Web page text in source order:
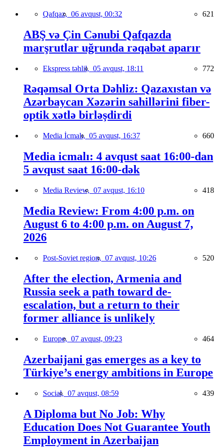
Qafqaz, 06 avqust, 00:32 621
ABŞ və Çin Cənubi Qafqazda
marşrutlar uğrunda rəqabət aparır
Ekspress təhlil, 05 avqust, 18:11 772
Rəqəmsal Orta Dəhliz: Qazaxıstan və
Azərbaycan Xəzərin sahillərini fiber-
optik xətlə birləşdirdi
Media İcmalı, 05 avqust, 16:37 660
Media icmalı: 4 avqust saat 16:00-dan
5 avqust saat 16:00-dək
Media Review, 07 avqust, 16:10 418
Media Review: From 4:00 p.m. on
August 6 to 4:00 p.m. on August 7,
2026
Post-Soviet region, 07 avqust, 10:26 520
After the election, Armenia and
Russia seek a path toward de-
escalation, but a return to their
former alliance is unlikely
Europe, 07 avqust, 09:23 464
Azerbaijani gas emerges as a key to
Türkiye’s energy ambitions in Europe
Social, 07 avqust, 08:59 439
A Diploma but No Job: Why
Education Does Not Guarantee Youth
Employment in Azerbaijan